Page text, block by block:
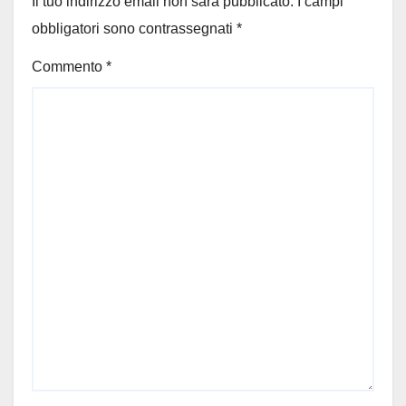
obbligatori sono contrassegnati *
Commento *